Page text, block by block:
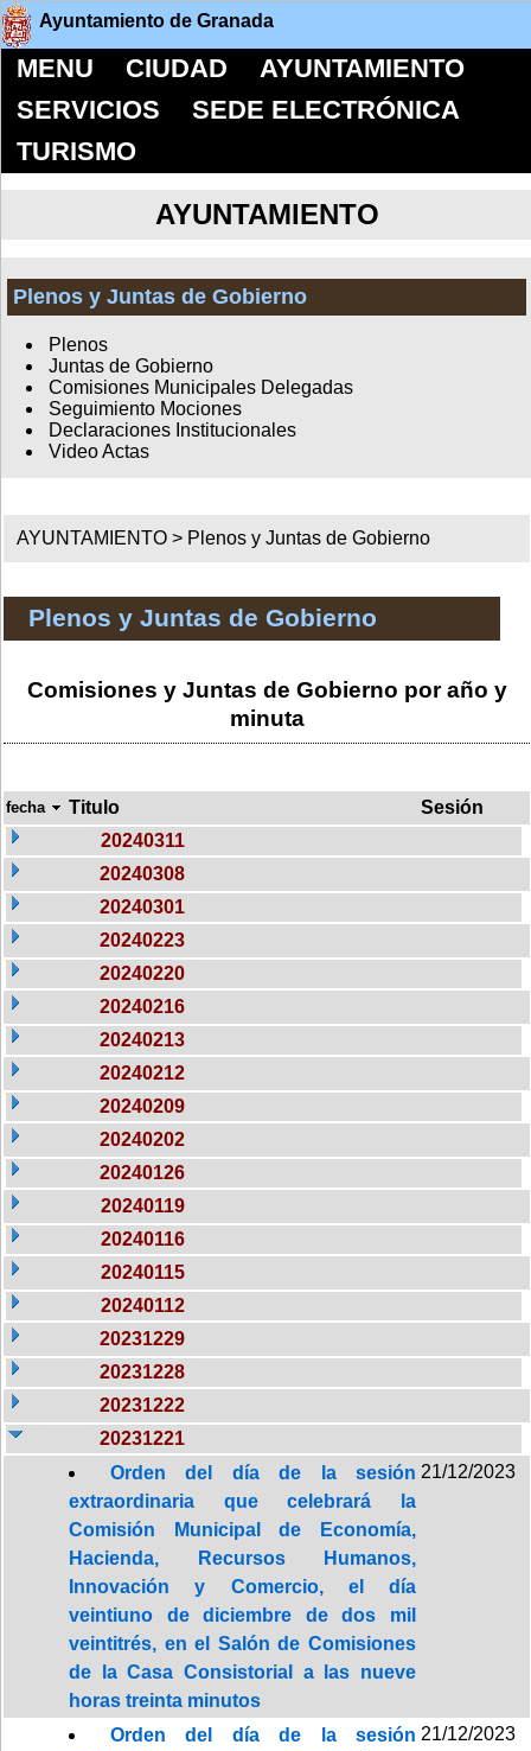
Ayuntamiento de Granada
MENU CIUDAD
AYUNTAMIENTO
SERVICIOS
SEDE ELECTRÓNICA
TURISMO
AYUNTAMIENTO
Plenos y Juntas de Gobierno
Plenos
Juntas de Gobierno
Comisiones Municipales Delegadas
Seguimiento Mociones
Declaraciones Institucionales
Video Actas
AYUNTAMIENTO > Plenos y Juntas de Gobierno
Plenos y Juntas de Gobierno
Comisiones y Juntas de Gobierno por año y
minuta
fecha Titulo
Sesión
20240311
20240308
20240301
20240223
20240220
20240216
20240213
20240212
20240209
20240202
20240126
20240119
20240116
20240115
20240112
20231229
20231228
20231222
20231221
Orden del día de la sesión
extraordinaria que celebrará la
Comisión Municipal de Economía,
Hacienda, Recursos Humanos,
Innovación y Comercio, el día
veintiuno de diciembre de dos mil
veintitrés, en el Salón de Comisiones
de la Casa Consistorial a las nueve
horas treinta minutos
21/12/2023
Orden del día de la sesión 21/12/2023